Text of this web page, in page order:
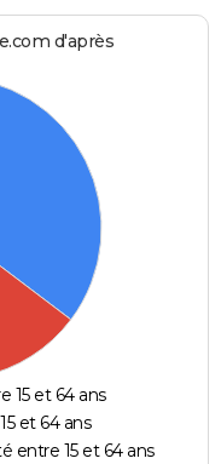
d'après
15 et 64 ans
et 64 ans
entre 15 et 64 ans